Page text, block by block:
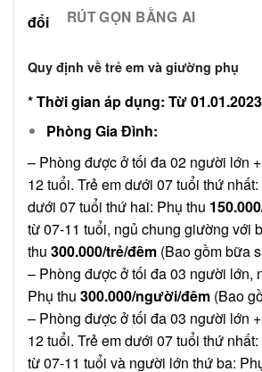
đổi
RÚT GỌN BẰNG AI
Quy định về trẻ em và giường phụ
* Thời gian áp dụng: Từ
Phòng Gia Đình:
– Phòng được ở tối đa 02 người lớn
12 tuổi. Trẻ em dưới 07 tuổi thứ
dưới 07 tuổi thứ hai: Phụ thu
từ 07-11 tuổi, ngủ chung giường với
thu 300.000/trẻ/đêm (Bao gồm bữa
– Phòng được ở tối đa 03 người lớn,
Phụ thu 300.000/người/đêm (Bao
– Phòng được ở tối đa 03 người lớn
12 tuổi. Trẻ em dưới 07 tuổi thứ
từ 07-11 tuổi và người lớn thứ ba: